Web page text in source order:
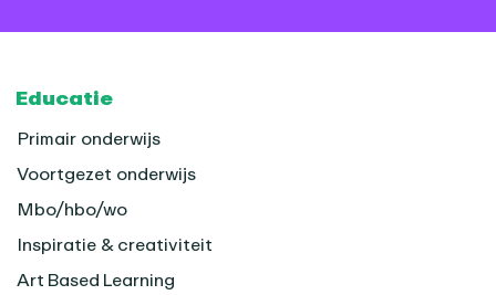
Footer
Educatie
Primair onderwijs
Voortgezet onderwijs
Mbo/hbo/wo
Inspiratie & creativiteit
Art Based Learning